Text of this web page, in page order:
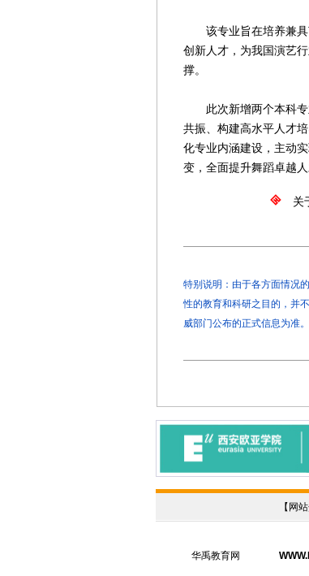
该专业旨在培养兼具
创新人才，为我国演艺
撑。
此次新增两个本科专
共振、构建高水平人才
化专业内涵建设，主动
变，全面提升舞蹈卓越
关
特别说明：由于各方面情况
性的教育和科研之目的，并
威部门公布的正式信息为准。
【 网
华禹教育网